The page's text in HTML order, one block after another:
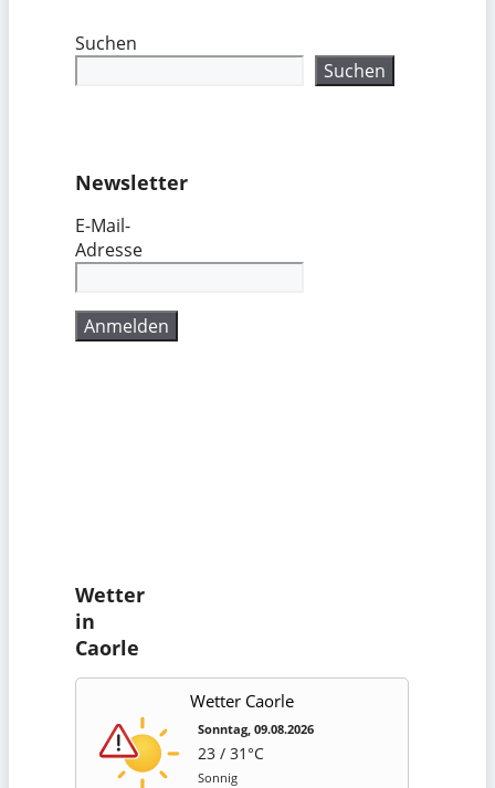
Suchen
Suchen
Newsletter
E-Mail-
Adresse
Wetter
in
Caorle
Wetter Caorle
Sonntag, 09.08.2026
23 / 31°C
Sonnig